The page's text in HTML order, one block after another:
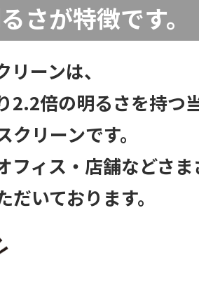
さが特徴です。
ーンは、
2.2倍の明るさを持つ
リーンです。
フィス・店舗などさま
いております。